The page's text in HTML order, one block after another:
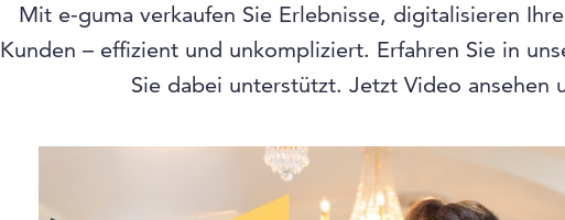
Mit e-guma verkaufen Sie Erlebnisse, digitalisieren
Kunden – effizient und unkompliziert. Erfahren Sie in
Sie dabei unterstützt. Jetzt Video ansehen